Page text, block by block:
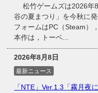
松竹ゲームズは2026年
谷の夏まつり」を今秋に
フォームはPC（Steam）
本作は，トーベ...
2026年8月8日
最新ニュース
「NTE」Ver.1.3「霧月夜